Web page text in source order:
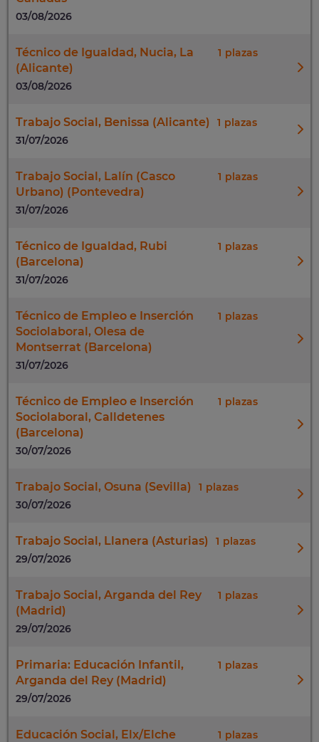
03/08/2026
Técnico de Igualdad, Nucia, La
(Alicante)
1
03/08/2026
Trabajo Social, Benissa (Alicante)
1
31/07/2026
Trabajo Social, Lalín (Casco
Urbano) (Pontevedra)
1
31/07/2026
Técnico de Igualdad, Rubi
(Barcelona)
1
31/07/2026
Técnico de Empleo e Inserción
Sociolaboral, Olesa de
Montserrat (Barcelona)
1
31/07/2026
Técnico de Empleo e Inserción
Sociolaboral, Calldetenes
(Barcelona)
1
30/07/2026
Trabajo Social, Osuna (Sevilla)
1
30/07/2026
Trabajo Social, Llanera (Asturias)
1
29/07/2026
Trabajo Social, Arganda del Rey
(Madrid)
1
29/07/2026
Primaria: Educación Infantil,
Arganda del Rey (Madrid)
1
29/07/2026
Educación Social, Elx/Elche
1